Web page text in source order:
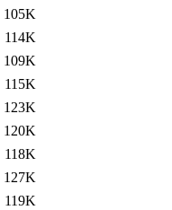
105K
114K
109K
115K
123K
120K
118K
127K
119K